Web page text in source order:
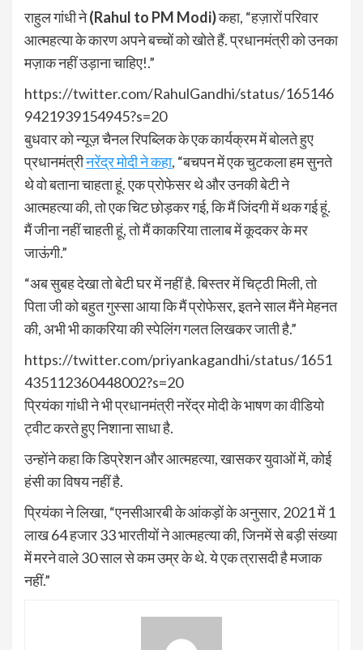
राहुल गांधी ने(Rahul to PM Modi)कहा, “हज़ारों परिवार
आत्महत्या के कारण अपने बच्चों को खोते हैं. प्रधानमंत्री को उनका
मज़ाक नहीं उड़ाना चाहिए!.”
https://twitter.com/RahulGandhi/status/165146
9421939154945?s=20
बुधवार को न्यूज़ चैनल रिपब्लिक के एक कार्यक्रम में बोलते हुए
प्रधानमंत्रीनरेंद्र मोदी ने कहा, “बचपन में एक चुटकला हम सुनते
थे वो बताना चाहता हूं. एक प्रोफेसर थे और उनकी बेटी ने
आत्महत्या की, तो एक चिट छोड़कर गई, कि मैं जिंदगी में थक गई हूं.
मैं जीना नहीं चाहती हूं, तो मैं काकरिया तालाब में कूदकर के मर
जाऊंगी.”
“अब सुबह देखा तो बेटी घर में नहीं है. बिस्तर में चिट्ठी मिली, तो
पिता जी को बहुत गुस्सा आया कि मैं प्रोफेसर, इतने साल मैंने मेहनत
की, अभी भी काकरिया की स्पेलिंग गलत लिखकर जाती है.”
https://twitter.com/priyankagandhi/status/1651
435112360448002?s=20
प्रियंका गांधी ने भी प्रधानमंत्री नरेंद्र मोदी के भाषण का वीडियो
ट्वीट करते हुए निशाना साधा है.
उन्होंने कहा कि डिप्रेशन और आत्महत्या, खासकर युवाओं में, कोई
हंसी का विषय नहीं है.
प्रियंका ने लिखा, “एनसीआरबी के आंकड़ों के अनुसार, 2021 में 1
लाख 64 हजार 33 भारतीयों ने आत्महत्या की, जिनमें से बड़ी संख्या
में मरने वाले 30 साल से कम उम्र के थे. ये एक त्रासदी है मजाक
नहीं.”